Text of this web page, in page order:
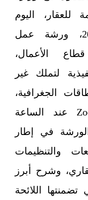
للعقار، اليوم
الأربعاء 8 يوليو 2026، ورشة عمل
الأعمال،
لتملك غير
الجغرافية،
وذلك عبر منصة Zoom عند الساعة
في إطار
والتنظيمات
وشرح أبرز
تضمنتها اللائحة